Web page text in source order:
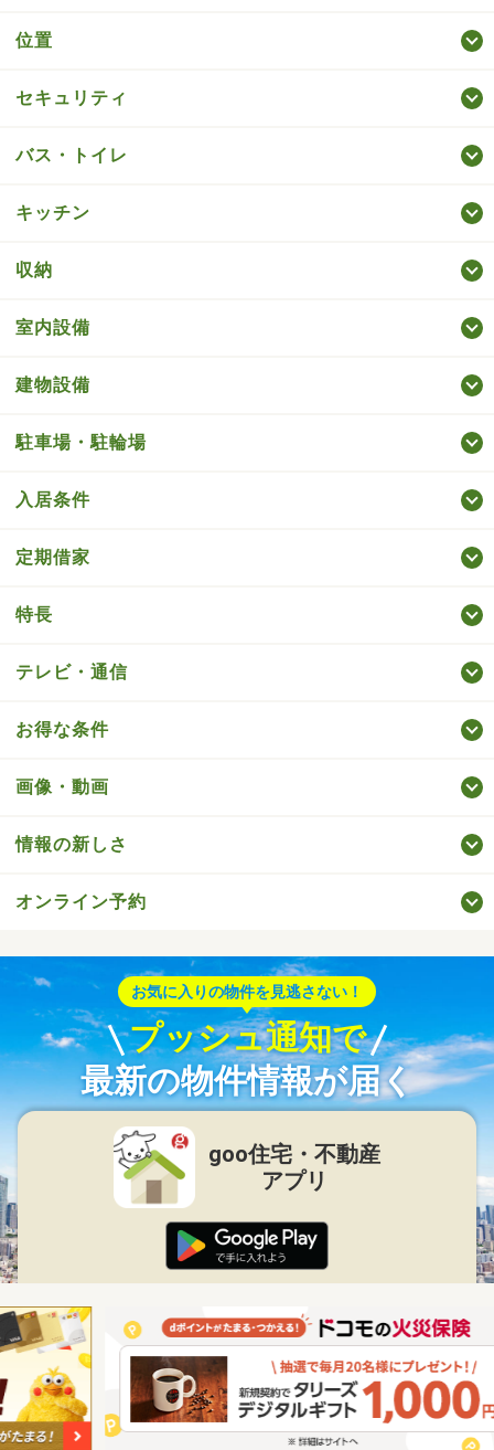
位置
セキュリティ
バス・トイレ
キッチン
収納
室内設備
建物設備
駐車場・駐輪場
入居条件
定期借家
特長
テレビ・通信
お得な条件
画像・動画
情報の新しさ
オンライン予約
お気に入りの物件を見逃さない！
プッシュ通知で
最新の物件情報が届く
goo住宅・不動産
アプリ